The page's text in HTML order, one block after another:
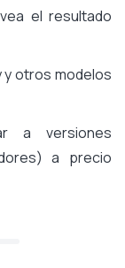
el resultado
y otros modelos
a versiones
a precio